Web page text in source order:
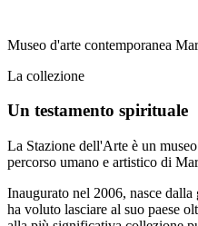
Museo d'arte contemporanea
La collezione
Un testamento spirituale
La Stazione dell'Arte è un
percorso umano e artistico di
Inaugurato nel 2006, nasce
ha voluto lasciare al suo paese